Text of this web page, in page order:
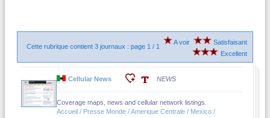
Cette rubrique contient 3 journaux : page 1 / 1
A voir
Satisfaisant
Excellent
Cellular News NEWS
Coverage maps, news and cellular network listings.
Accueil / Presse Monde / Amerique Centrale / Mexico /